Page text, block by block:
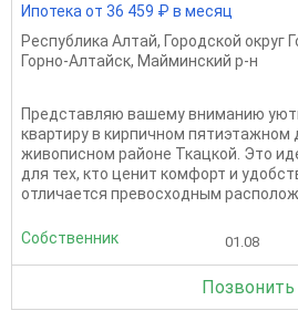
Ипотека от 36 459 ₽ в месяц
Республика Алтай, Городской округ
Горно-Алтайск, Майминский р-н
Представляю вашему вниманию
квартиру в кирпичном
живописном районе Ткацкой. Это
для тех, кто ценит комфорт и
отличается превосходным
Собственник 01.08
Позвонить